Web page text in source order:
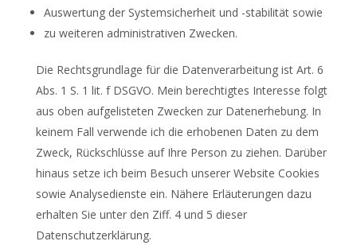
Auswertung der Systemsicherheit und -stabilität sowie
zu weiteren administrativen Zwecken.
Die Rechtsgrundlage für die Datenverarbeitung ist Art. 6
Abs. 1 S. 1 lit. f DSGVO. Mein berechtigtes Interesse folgt
aus oben aufgelisteten Zwecken zur Datenerhebung. In
keinem Fall verwende ich die erhobenen Daten zu dem
Zweck, Rückschlüsse auf Ihre Person zu ziehen. Darüber
hinaus setze ich beim Besuch unserer Website Cookies
sowie Analysedienste ein. Nähere Erläuterungen dazu
erhalten Sie unter den Ziff. 4 und 5 dieser
Datenschutzerklärung.